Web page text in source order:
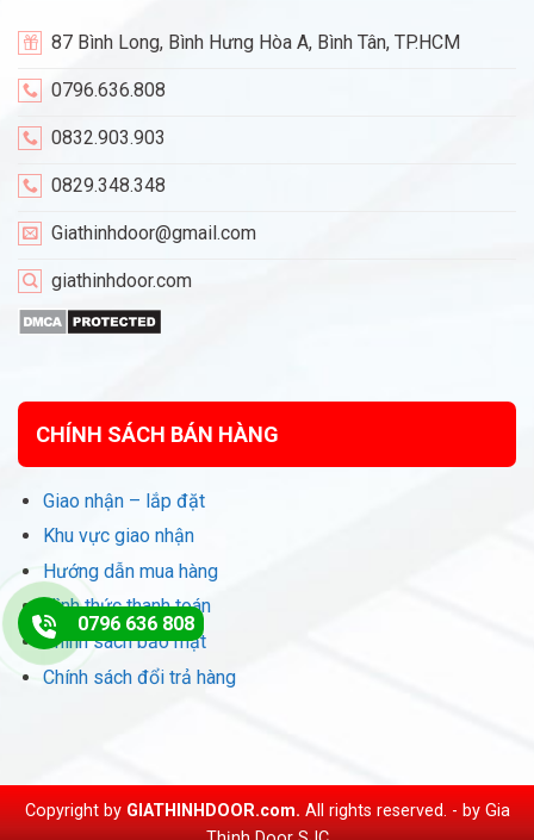
87 Bình Long, Bình Hưng Hòa A, Bình Tân, TP.HCM
0796.636.808
0832.903.903
0829.348.348
Giathinhdoor@gmail.com
giathinhdoor.com
CHÍNH SÁCH BÁN HÀNG
Giao nhận – lắp đặt
Khu vực giao nhận
Hướng dẫn mua hàng
Hình thức thanh toán
Chính sách bảo mật
Chính sách đổi trả hàng
Copyright by GIATHINHDOOR.com. All rights reserved. - by Gia
0796 636 808